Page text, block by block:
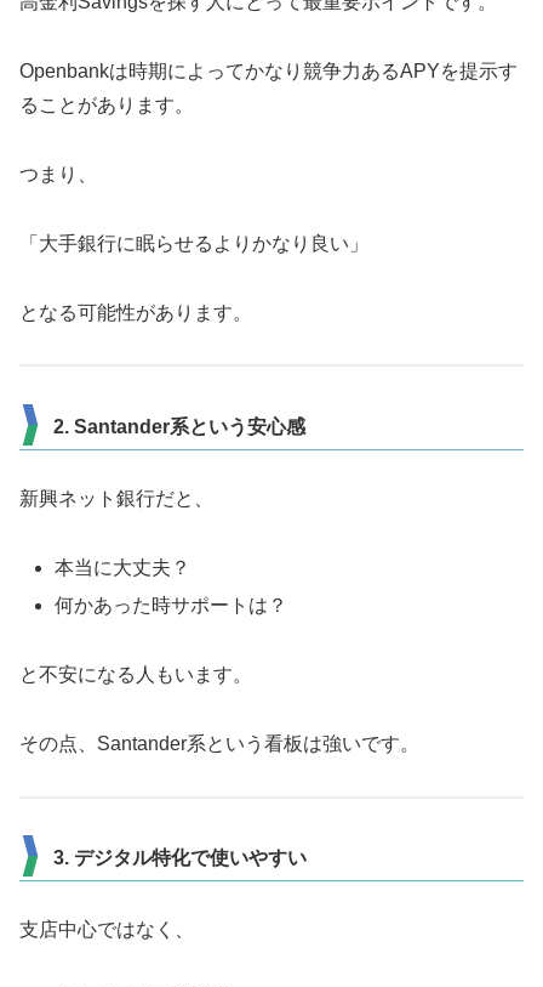
Openbankは時期によってかなり競争力あるAPYを提示す
ることがあります。
つまり、
「大手銀行に眠らせるよりかなり良い」
となる可能性があります。
2. Santander系という安心感
新興ネット銀行だと、
本当に大丈夫？
何かあった時サポートは？
と不安になる人もいます。
その点、Santander系という看板は強いです。
3. デジタル特化で使いやすい
支店中心ではなく、